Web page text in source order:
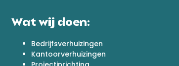
Wat wij doen:
Bedrijfsverhuizingen
Kantoorverhuizingen